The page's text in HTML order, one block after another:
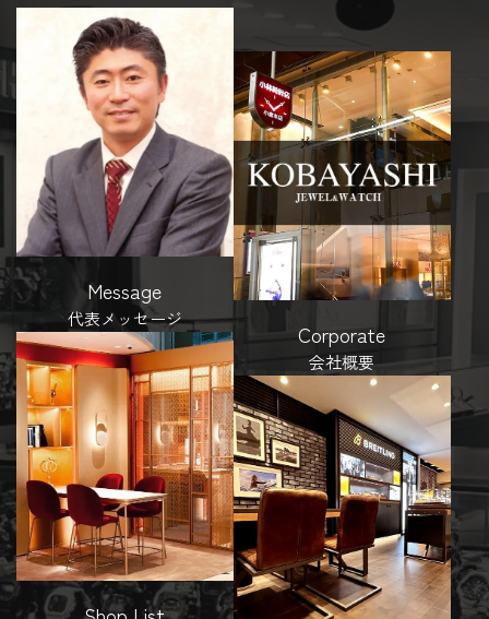
Message
代表メッセージ
Corporate
会社概要